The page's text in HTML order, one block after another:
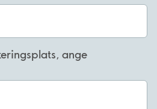
ange